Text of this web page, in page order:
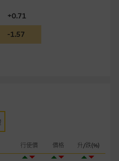
+0.71
-1.57
行使價 價格 升/跌(%)
對網站內容的依賴而導致的損失
債務。
結構性產品價格可升可跌。過往
第二市場可能有限而麥格理資本
。閣下應閱讀載于
文件以瞭解結構性產品的詳情及
，請徵詢獨立之專業意見。牛熊證
止，届時(i) N類牛熊證投資者會